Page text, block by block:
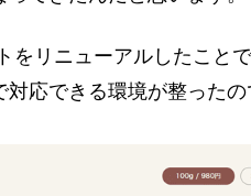
をリニューアルしたこと
応できる環境が整ったの